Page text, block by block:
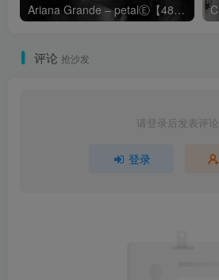
Ariana Grande – petalⒺ【48kHz／24bit】英国区
评论 抢沙发
请登录后发表评论
登录